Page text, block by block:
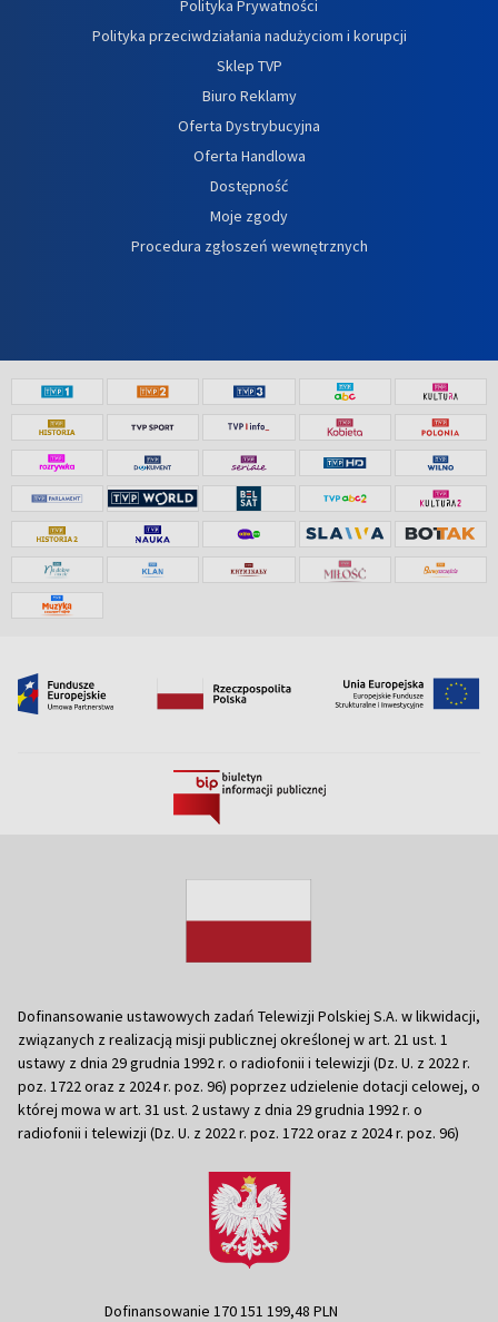
Polityka Prywatności
Polityka przeciwdziałania nadużyciom i korupcji
Sklep TVP
Biuro Reklamy
Oferta Dystrybucyjna
Oferta Handlowa
Dostępność
Moje zgody
Procedura zgłoszeń wewnętrznych
Dofinansowanie ustawowych zadań Telewizji Polskiej S.A. w likwidacji,
związanych z realizacją misji publicznej określonej w art. 21 ust. 1
ustawy z dnia 29 grudnia 1992 r. o radiofonii i telewizji (Dz. U. z 2022 r.
poz. 1722 oraz z 2024 r. poz. 96) poprzez udzielenie dotacji celowej, o
której mowa w art. 31 ust. 2 ustawy z dnia 29 grudnia 1992 r. o
radiofonii i telewizji (Dz. U. z 2022 r. poz. 1722 oraz z 2024 r. poz. 96)
Dofinansowanie 170 151 199,48 PLN